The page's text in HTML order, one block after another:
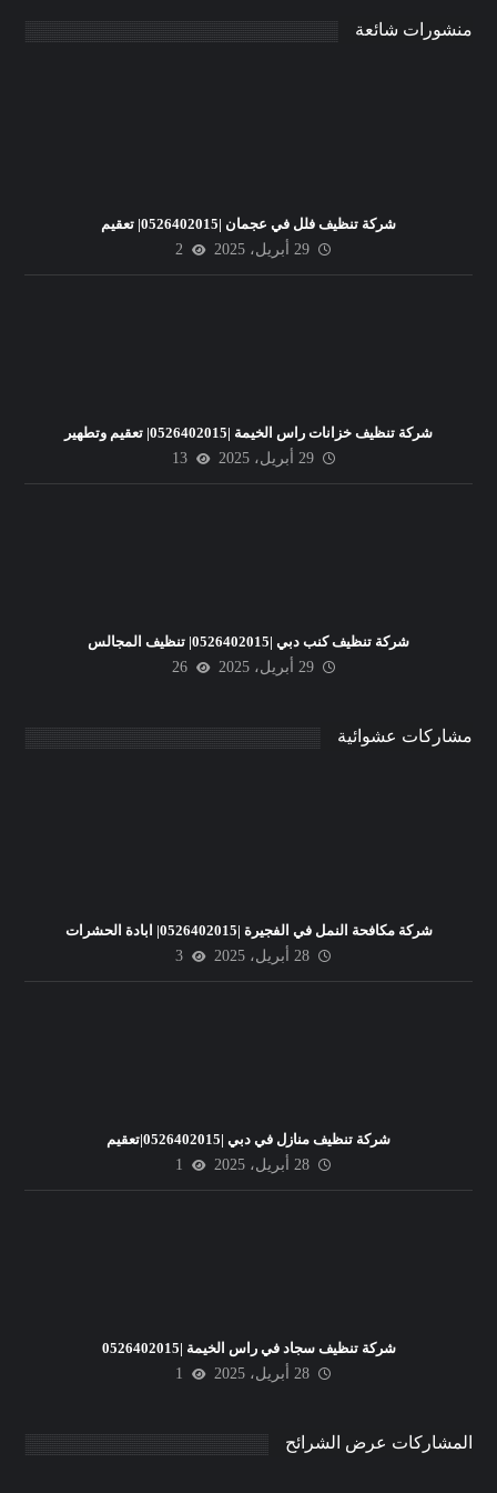
منشورات شائعة
شركة تنظيف فلل في عجمان |0526402015| تعقيم
29 أبريل، 2025
2
شركة تنظيف خزانات راس الخيمة |0526402015| تعقيم وتطهير
29 أبريل، 2025
13
شركة تنظيف كنب دبي |0526402015| تنظيف المجالس
29 أبريل، 2025
26
مشاركات عشوائية
شركة مكافحة النمل في الفجيرة |0526402015| ابادة الحشرات
28 أبريل، 2025
3
شركة تنظيف منازل في دبي |0526402015|تعقيم
28 أبريل، 2025
1
شركة تنظيف سجاد في راس الخيمة |0526402015
28 أبريل، 2025
1
المشاركات عرض الشرائح